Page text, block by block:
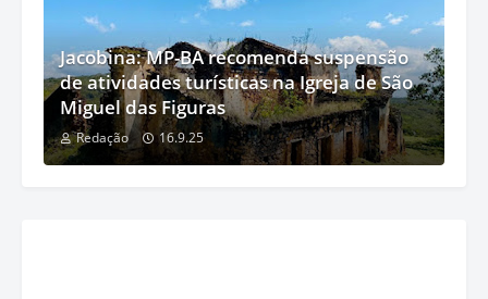
Jacobina: MP-BA recomenda suspensão
de atividades turísticas na Igreja de São
Miguel das Figuras
Redação 16.9.25